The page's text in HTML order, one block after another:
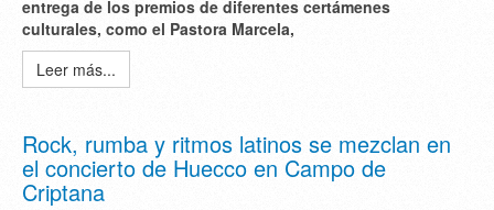
entrega de los premios de diferentes certámenes
culturales, como el Pastora Marcela,
Leer más...
Rock, rumba y ritmos latinos se mezclan en
el concierto de Huecco en Campo de
Criptana